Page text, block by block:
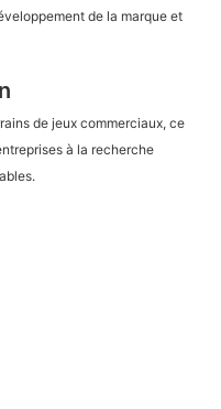
de la marque et
de jeux commerciaux, ce
à la recherche